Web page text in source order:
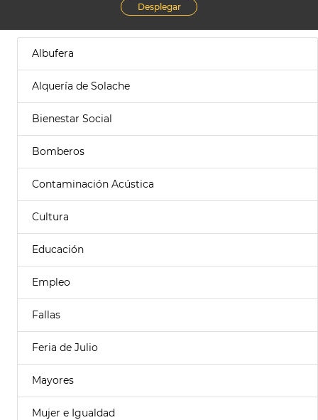
Desplegar
Albufera
Alquería de Solache
Bienestar Social
Bomberos
Contaminación Acústica
Cultura
Educación
Empleo
Fallas
Feria de Julio
Mayores
Mujer e Igualdad